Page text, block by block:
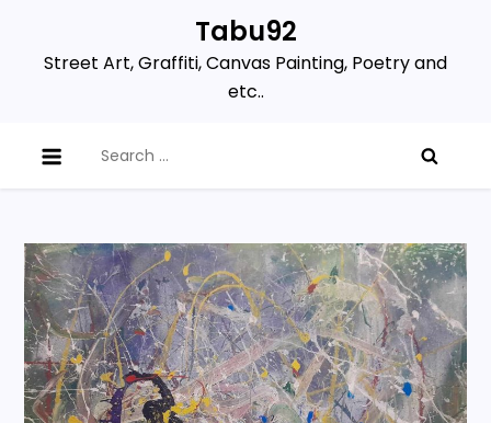
content
Tabu92
Street Art, Graffiti, Canvas Painting, Poetry and
etc..
for: